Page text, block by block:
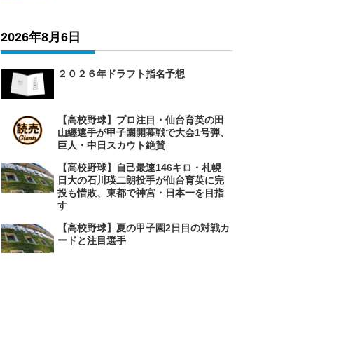
2026年8月6日
２０２６年ドラフト指名予想
【高校野球】プロ注目・仙台育英の田
山纏選手が甲子園開幕戦で大会1号弾、
巨人・中日スカウト絶賛
【高校野球】自己最速146キロ・札幌
日大の石川瑛二朗投手が仙台育英に完
投も惜敗、東都で神宮・日本一を目指
す
【高校野球】夏の甲子園2日目の対戦カ
ードと注目選手